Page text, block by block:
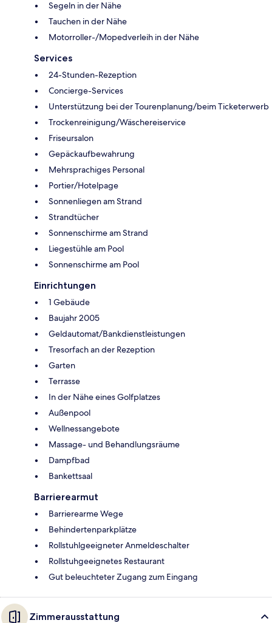
Segeln in der Nähe
Tauchen in der Nähe
Motorroller-/Mopedverleih in der Nähe
Services
24-Stunden-Rezeption
Concierge-Services
Unterstützung bei der Tourenplanung/beim Ticketerwerb
Trockenreinigung/Wäschereiservice
Friseursalon
Gepäckaufbewahrung
Mehrsprachiges Personal
Portier/Hotelpage
Sonnenliegen am Strand
Strandtücher
Sonnenschirme am Strand
Liegestühle am Pool
Sonnenschirme am Pool
Einrichtungen
1 Gebäude
Baujahr 2005
Geldautomat/Bankdienstleistungen
Tresorfach an der Rezeption
Garten
Terrasse
In der Nähe eines Golfplatzes
Außenpool
Wellnessangebote
Massage- und Behandlungsräume
Dampfbad
Bankettsaal
Barrierearmut
Barrierearme Wege
Behindertenparkplätze
Rollstuhlgeeigneter Anmeldeschalter
Rollstuhgeeignetes Restaurant
Gut beleuchteter Zugang zum Eingang
Zimmerausstattung